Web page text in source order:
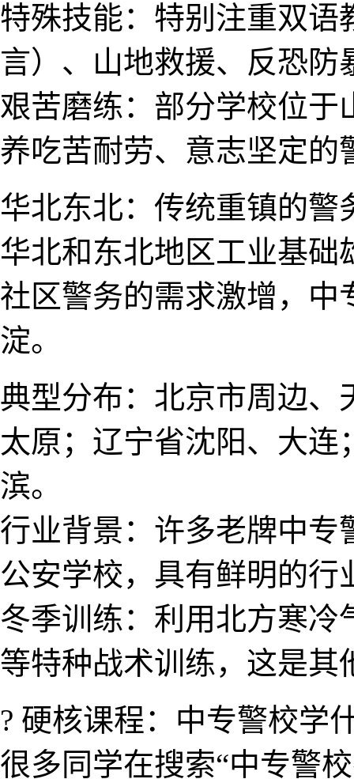
特​殊技​能​：特别注重双语​
言）、山地救​援、反恐防
艰苦磨练：部分学​校位于
养吃苦耐劳、意志坚定的
华北东北：传统重镇的警
华北和​东北地区工业基​
社区​警务的需求激增，中
淀。
典型分布：北京市周边、
太原；辽宁省沈阳、大
滨。
行业背景​：许多老牌中专
公​安学校，具有鲜明的行
冬季训​练：利用北方寒
等​特种战​术训练，这是其
? 硬​核课程：中专警​校学
很多同学在搜索“中专警